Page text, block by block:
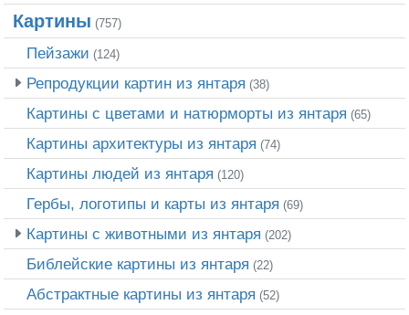
Картины (757)
Пейзажи (124)
Репродукции картин из янтаря (38)
Картины с цветами и натюрморты из янтаря (65)
Картины архитектуры из янтаря (74)
Картины людей из янтаря (120)
Гербы, логотипы и карты из янтаря (69)
Картины с животными из янтаря (202)
Библейские картины из янтаря (22)
Абстрактные картины из янтаря (52)